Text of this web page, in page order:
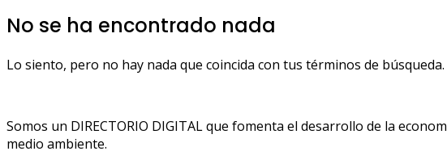
No se ha encontrado nada
Lo siento, pero no hay nada que coincida con tus términos de
Somos un DIRECTORIO DIGITAL que fomenta el desarrollo de la
medio ambiente.